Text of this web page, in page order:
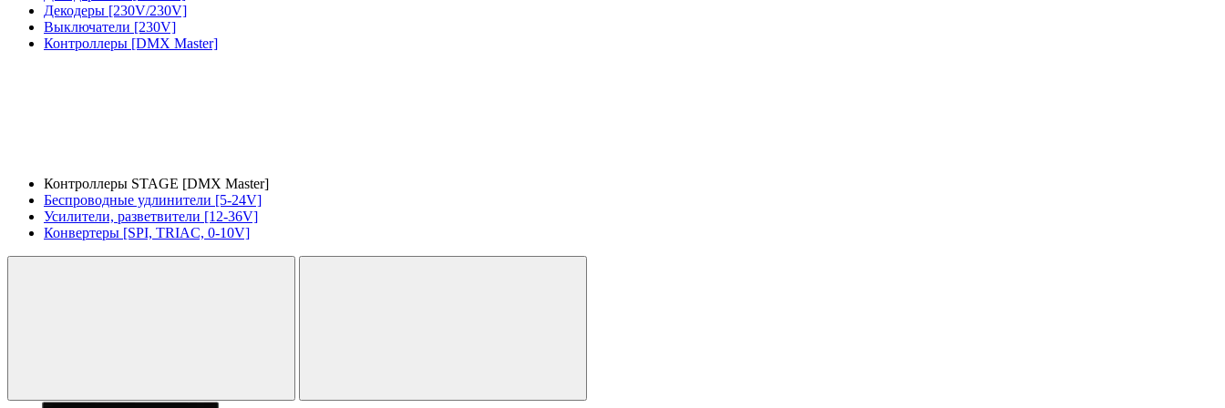
Декодеры [230V/230V]
Выключатели [230V]
Контроллеры [DMX Master]
Контроллеры STAGE [DMX Master]
Беспроводные удлинители [5-24V]
Усилители, разветвители [12-36V]
Конвертеры [SPI, TRIAC, 0-10V]